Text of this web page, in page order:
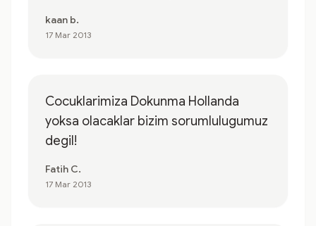
kaan b.
17 Mar 2013
Cocuklarimiza Dokunma Hollanda
yoksa olacaklar bizim sorumlulugumuz
degil!
Fatih C.
17 Mar 2013